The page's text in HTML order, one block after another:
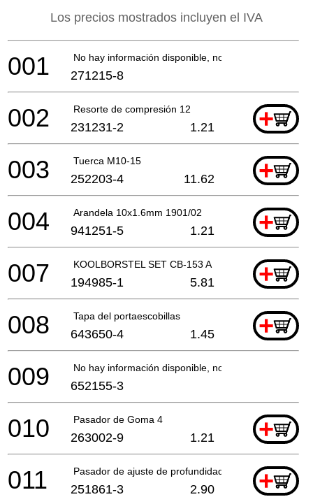
Los precios mostrados incluyen el IVA
No hay información disponible, no se puede pedir
001 271215-8
Resorte de compresión 12 +
002 231231-2 1.21
Tuerca M10-15 +
003 252203-4 11.62
Arandela 10x1.6mm 1901/02 +
004 941251-5 1.21
KOOLBORSTEL SET CB-153 A +
007 194985-1 5.81
Tapa del portaescobillas +
008 643650-4 1.45
No hay información disponible, no se puede pedir
009 652155-3
Pasador de Goma 4 +
010 263002-9 1.21
Pasador de ajuste de profundidad +
011 251861-3 2.90